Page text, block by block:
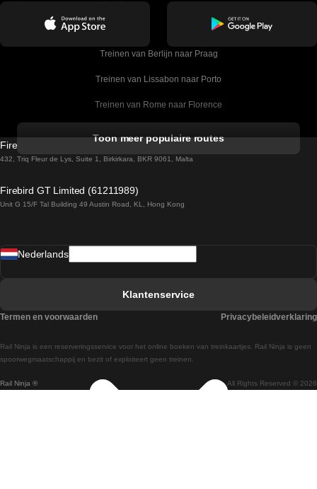
Treinen van Berlijn naar Praag
Treinen van Lissabon naar Porto
Treinen van Rome naar Florence
Treinen van Sevilla naar Barcelona
Treinen van Praag naar Wenen
Treinen van Wenen naar Salzburg
Treinen van Wenen naar Praag
Toon meer populaire routes
Firebird GT Limited (OC 1451)
432, Triq Fleur de Lys, Suite 1, Birkirkara, BKR 9061, Malta
Firebird GT Limited (61211989)
Unit G 15/F Tal Building 49 Austin Road, KL, Hong Kong
Rail Ninja ® All Rights Reserved © 2026
Rail Ninja is een reserveringsservice voor het online boeken van treinkaartjes. Rail Ninja is geen
spoorwegmaatschappij en bezit of exploiteert geen treinen.
Nederlands
Klantenservice
Termen en voorwaarden Privacybeleidverklaring